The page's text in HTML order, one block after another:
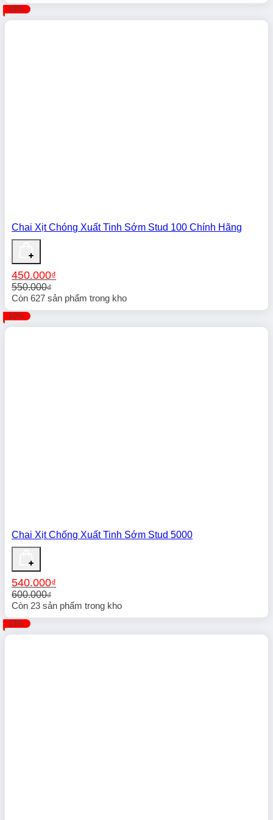
gốc
là:
hiện
tại
-18%
Chai Xịt Chóng Xuất Tinh Sớm Stud 100 Chính Hãng
550.000₫
Giá
là:
550.000₫.
450.000₫
Giá
tại
là:
Còn627 sản phẩm trong kho
-10%
Chai Xịt Chống Xuất Tinh Sớm Stud 5000
600.000₫
Giá
là:
600.000₫.
540.000₫
Giá
tại
là:
Còn 23 sản phẩm trong kho
-13%